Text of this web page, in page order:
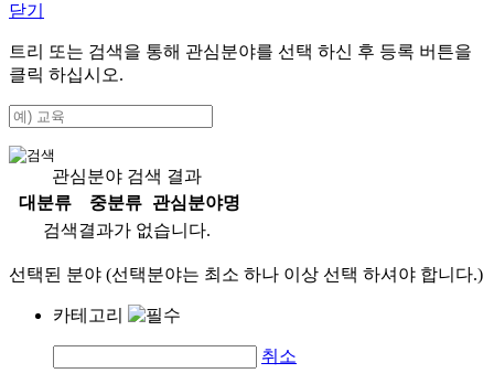
닫기
트리 또는 검색을 통해 관심분야를 선택 하신 후 등록 버튼을
클릭 하십시오.
관심분야 검색 결과
대분류
중분류
관심분야명
검색결과가 없습니다.
선택된 분야 (선택분야는 최소 하나 이상 선택 하셔야 합니다.)
카테고리
취소